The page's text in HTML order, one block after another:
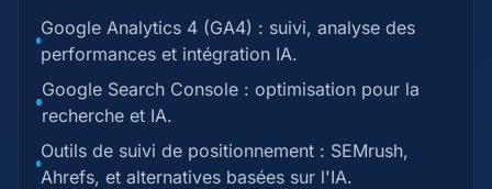
Google Analytics 4 (GA4) : suivi, analyse des
performances et intégration IA.
Google Search Console : optimisation pour la
recherche et IA.
Outils de suivi de positionnement : SEMrush,
Ahrefs, et alternatives basées sur l'IA.